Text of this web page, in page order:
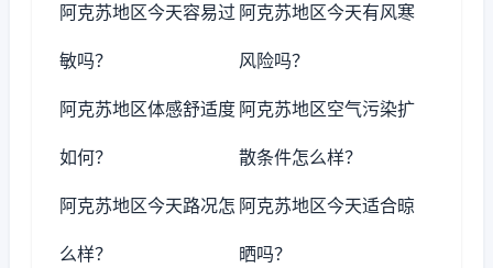
阿克苏地区今天容易过
敏吗？
阿克苏地区今天有风寒
风险吗？
阿克苏地区体感舒适度
如何？
阿克苏地区空气污染扩
散条件怎么样？
阿克苏地区今天路况怎
么样？
阿克苏地区今天适合晾
晒吗？